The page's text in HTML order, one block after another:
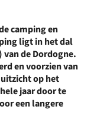
camping en
ligt in het dal
van de Dordogne.
en voorzien van
op het
jaar door te
een langere